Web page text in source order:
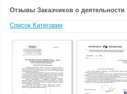
Отзывы Заказчиков о
Список Категории